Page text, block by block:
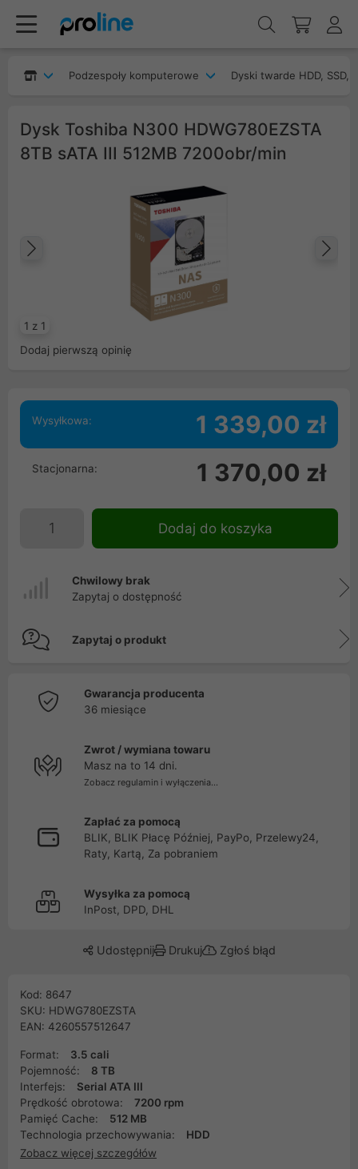
Podzespoły komputerowe Dyski twarde HDD, SSD,
Dysk Toshiba N300 HDWG780EZSTA
8TB sATA III 512MB 7200obr/min
1 z 1
Dodaj pierwszą opinię
Wysyłkowa: 1 339,00 zł
Stacjonarna: 1 370,00 zł
Dodaj do koszyka
Chwilowy brak
Zapytaj o dostępność
Zapytaj o produkt
Gwarancja producenta
36 miesiące
Zwrot / wymiana towaru
Masz na to 14 dni.
Zobacz regulamin i wyłączenia...
Zapłać za pomocą
BLIK, BLIK Płacę Później, PayPo, Przelewy24,
Raty, Kartą, Za pobraniem
Wysyłka za pomocą
InPost, DPD, DHL
Udostępnij Drukuj Zgłoś błąd
Kod: 8647
SKU: HDWG780EZSTA
EAN: 4260557512647
Format:
3.5 cali
Pojemność:
8 TB
Interfejs:
Serial ATA III
Prędkość obrotowa:
7200 rpm
Pamięć Cache:
512 MB
Technologia przechowywania:
HDD
Zobacz więcej szczegółów